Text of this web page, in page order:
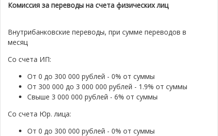
Комиссия за переводы на счета физических лиц
Внутрибанковские переводы, при сумме переводов в
месяц
Со счета ИП:
От 0 до 300 000 рублей - 0% от суммы
От 300 000 до 3 000 000 рублей - 1.9% от суммы
Свыше 3 000 000 рублей - 6% от суммы
Со счета Юр. лица:
От 0 до 300 000 рублей - 0% от суммы